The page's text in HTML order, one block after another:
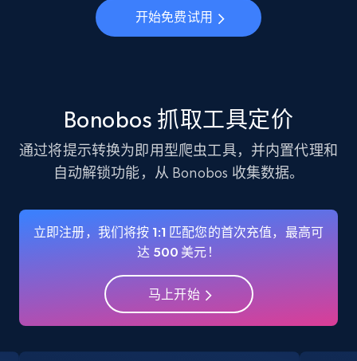
Account, Fbid, ID, Followers, Posts count, Is
business account, Is professional account, Is
Instagram - Profiles - Collect profile
business account, Is professional account, Is
verified, and more.
3.4K+ 注册使用
开始免费试用
Bonobos 抓取工具定价
通过将提示转换为即用型爬虫工具，并内置代理和
自动解锁功能，从 Bonobos 收集数据。
立即注册，我们将按 1:1 匹配您的首次充值，最高可
达 500 美元！
马上开始